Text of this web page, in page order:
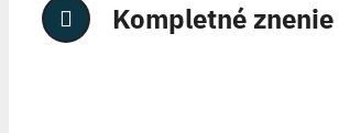
Kompletné